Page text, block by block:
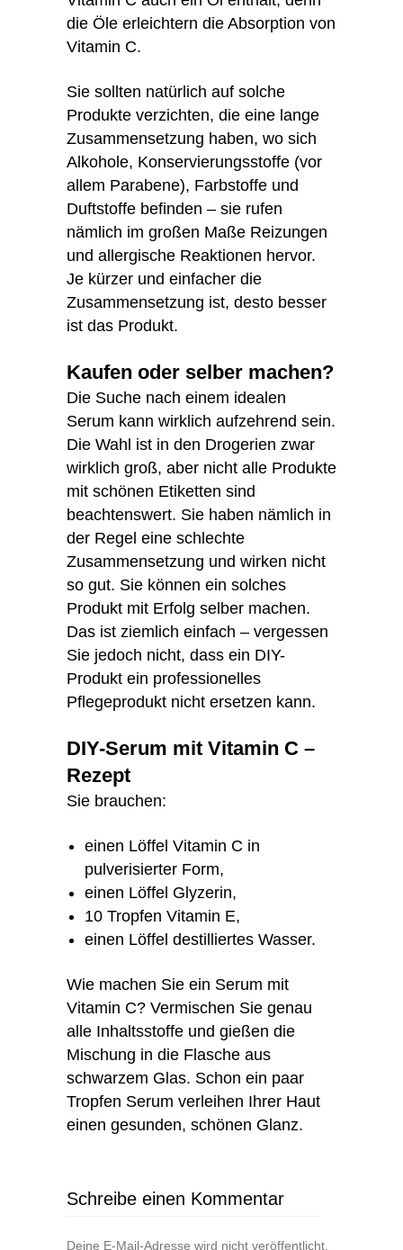
die Öle erleichtern die Absorption von
Vitamin C.
Sie sollten natürlich auf solche
Produkte verzichten, die eine lange
Zusammensetzung haben, wo sich
Alkohole, Konservierungsstoffe (vor
allem Parabene), Farbstoffe und
Duftstoffe befinden – sie rufen
nämlich im großen Maße Reizungen
und allergische Reaktionen hervor.
Je kürzer und einfacher die
Zusammensetzung ist, desto besser
ist das Produkt.
Kaufen oder selber machen?
Die Suche nach einem idealen
Serum kann wirklich aufzehrend sein.
Die Wahl ist in den Drogerien zwar
wirklich groß, aber nicht alle Produkte
mit schönen Etiketten sind
beachtenswert. Sie haben nämlich in
der Regel eine schlechte
Zusammensetzung und wirken nicht
so gut. Sie können ein solches
Produkt mit Erfolg selber machen.
Das ist ziemlich einfach – vergessen
Sie jedoch nicht, dass ein DIY-
Produkt ein professionelles
Pflegeprodukt nicht ersetzen kann.
DIY-Serum mit Vitamin C –
Rezept
Sie brauchen:
einen Löffel Vitamin C in
pulverisierter Form,
einen Löffel Glyzerin,
10 Tropfen Vitamin E,
einen Löffel destilliertes Wasser.
Wie machen Sie ein Serum mit
Vitamin C? Vermischen Sie genau
alle Inhaltsstoffe und gießen die
Mischung in die Flasche aus
schwarzem Glas. Schon ein paar
Tropfen Serum verleihen Ihrer Haut
einen gesunden, schönen Glanz.
Schreibe einen Kommentar
Deine E-Mail-Adresse wird nicht veröffentlicht.